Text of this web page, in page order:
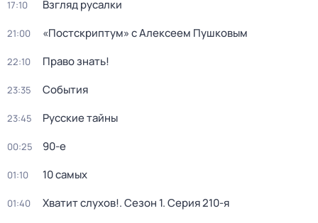
17:10 Взгляд русалки
21:00 «Постскриптум» с Алексеем Пушковым
22:10 Право знать!
23:35 События
23:45 Русские тайны
00:25 90-е
01:10 10 самых
01:40 Хватит слухов!. Сезон 1. Серия 210-я